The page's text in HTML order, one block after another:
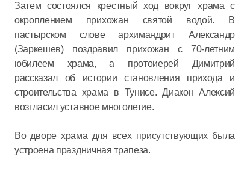
Затем состоялся крестный ход вокруг храма с
окроплением прихожан святой водой. В
пастырском слове архимандрит Александр
(Заркешев) поздравил прихожан с 70-летним
юбилеем храма, а протоиерей Димитрий
рассказал об истории становления прихода и
строительства храма в Тунисе. Диакон Алексий
возгласил уставное многолетие.
Во дворе храма для всех присутствующих была
устроена праздничная трапеза.